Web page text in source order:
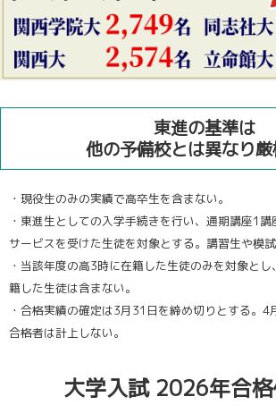
東進の基準は
他の予備校とは異なり
・現役生のみの実績で高卒生を含まない。
・東進生としての入学手続きを行い、通期講座1
サービスを受けた生徒を対象とする。講習生や模試
・当該年度の高3時に在籍した生徒のみを対象と
籍した生徒は含まない。
・合格実績の確定は3月31日を締め切りとする。4
合格者は計上しない。
大学入試 2026年合